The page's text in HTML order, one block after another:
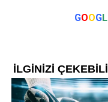
GOOGL